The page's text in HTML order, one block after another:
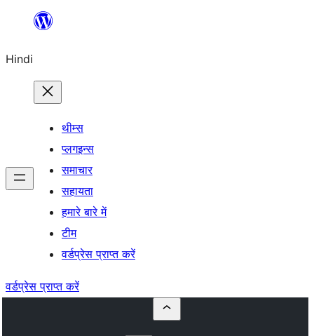
सामग्री
जाएं
Hindi
थीम्स
प्लगइन्स
समाचार
सहायता
हमारे बारे में
टीम
वर्डप्रेस प्राप्त करें
वर्डप्रेस प्राप्त करें